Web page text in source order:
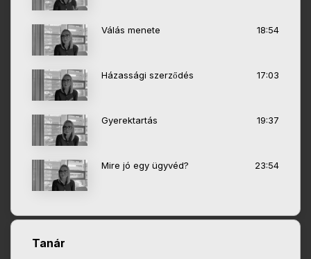
Válás menete 18:54
Házassági szerződés 17:03
Gyerektartás 19:37
Mire jó egy ügyvéd? 23:54
Tanár